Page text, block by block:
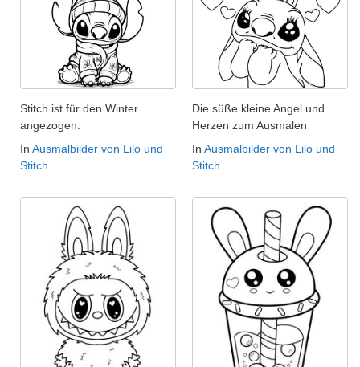
Stitch ist für den Winter
angezogen.
In Ausmalbilder von Lilo und
Stitch
Die süße kleine Angel und
Herzen zum Ausmalen
In Ausmalbilder von Lilo und
Stitch